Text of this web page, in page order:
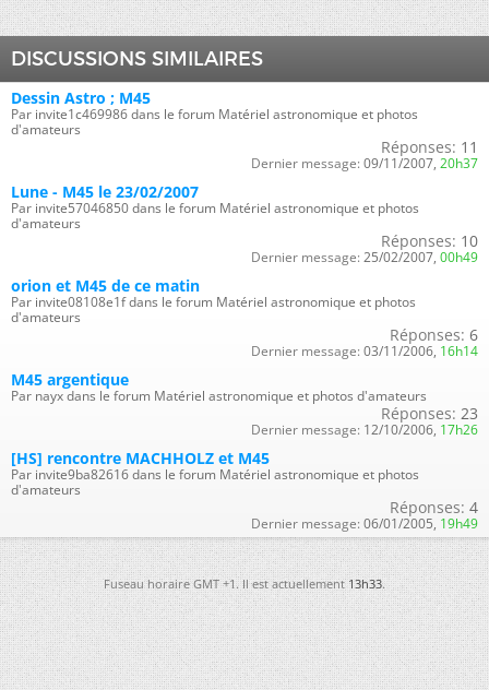
DISCUSSIONS SIMILAIRES
Dessin Astro ; M45
Par invite1c469986 dans le forum Matériel astronomique et photos
d'amateurs
Réponses: 11
Dernier message: 09/11/2007, 20h37
Lune - M45 le 23/02/2007
Par invite57046850 dans le forum Matériel astronomique et photos
d'amateurs
Réponses: 10
Dernier message: 25/02/2007, 00h49
orion et M45 de ce matin
Par invite08108e1f dans le forum Matériel astronomique et photos
d'amateurs
Réponses: 6
Dernier message: 03/11/2006, 16h14
M45 argentique
Par nayx dans le forum Matériel astronomique et photos d'amateurs
Réponses: 23
Dernier message: 12/10/2006, 17h26
[HS] rencontre MACHHOLZ et M45
Par invite9ba82616 dans le forum Matériel astronomique et photos
d'amateurs
Réponses: 4
Dernier message: 06/01/2005, 19h49
Fuseau horaire GMT +1. Il est actuellement 13h33.